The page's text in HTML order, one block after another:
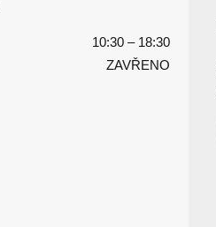
10:30 – 18:30
ZAVŘENO